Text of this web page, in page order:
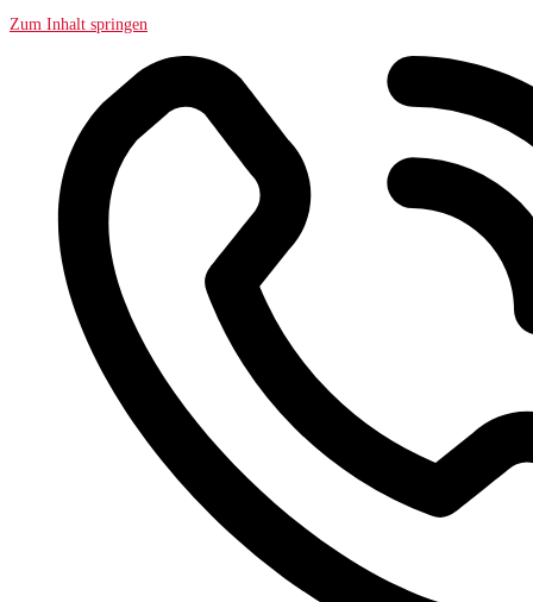
Zum Inhalt springen